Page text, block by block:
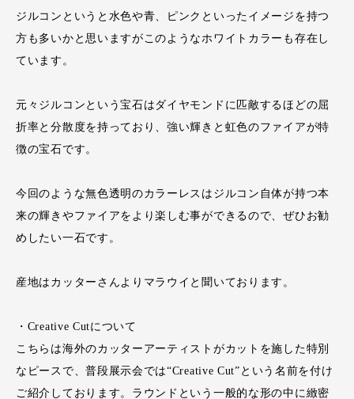
ジルコンというと水色や青、ピンクといったイメージを持つ
方も多いかと思いますがこのようなホワイトカラーも存在し
ています。
元々ジルコンという宝石はダイヤモンドに匹敵するほどの屈
折率と分散度を持っており、強い輝きと虹色のファイアが特
徴の宝石です。
今回のような無色透明のカラーレスはジルコン自体が持つ本
来の輝きやファイアをより楽しむ事ができるので、ぜひお勧
めしたい一石です。
産地はカッターさんよりマラウイと聞いております。
・Creative Cutについて
こちらは海外のカッターアーティストがカットを施した特別
なピースで、普段展示会では“Creative Cut”という名前を付け
ご紹介しております。ラウンドという一般的な形の中に緻密